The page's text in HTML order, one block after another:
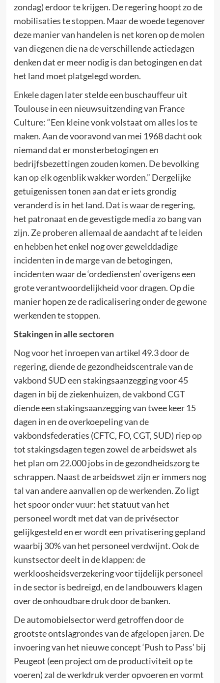
zondag) erdoor te krijgen. De regering hoopt zo de
mobilisaties te stoppen. Maar de woede tegenover
deze manier van handelen is net koren op de molen
van diegenen die na de verschillende actiedagen
denken dat er meer nodig is dan betogingen en dat
het land moet platgelegd worden.
Enkele dagen later stelde een buschauffeur uit
Toulouse in een nieuwsuitzending van France
Culture: “Een kleine vonk volstaat om alles los te
maken. Aan de vooravond van mei 1968 dacht ook
niemand dat er monsterbetogingen en
bedrijfsbezettingen zouden komen. De bevolking
kan op elk ogenblik wakker worden.” Dergelijke
getuigenissen tonen aan dat er iets grondig
veranderd is in het land. Dat is waar de regering,
het patronaat en de gevestigde media zo bang van
zijn. Ze proberen allemaal de aandacht af te leiden
en hebben het enkel nog over gewelddadige
incidenten in de marge van de betogingen,
incidenten waar de ‘ordediensten’ overigens een
grote verantwoordelijkheid voor dragen. Op die
manier hopen ze de radicalisering onder de gewone
werkenden te stoppen.
Stakingen in alle sectoren
Nog voor het inroepen van artikel 49.3 door de
regering, diende de gezondheidscentrale van de
vakbond SUD een stakingsaanzegging voor 45
dagen in bij de ziekenhuizen, de vakbond CGT
diende een stakingsaanzegging van twee keer 15
dagen in en de overkoepeling van de
vakbondsfederaties (CFTC, FO, CGT, SUD) riep op
tot stakingsdagen tegen zowel de arbeidswet als
het plan om 22.000 jobs in de gezondheidszorg te
schrappen. Naast de arbeidswet zijn er immers nog
tal van andere aanvallen op de werkenden. Zo ligt
het spoor onder vuur: het statuut van het
personeel wordt met dat van de privésector
gelijkgesteld en er wordt een privatisering gepland
waarbij 30% van het personeel verdwijnt. Ook de
kunstsector deelt in de klappen: de
werkloosheidsverzekering voor tijdelijk personeel
in de sector is bedreigd, en de landbouwers klagen
over de onhoudbare druk door de banken.
De automobielsector werd getroffen door de
grootste ontslagrondes van de afgelopen jaren. De
invoering van het nieuwe concept ‘Push to Pass’ bij
Peugeot (een project om de productiviteit op te
voeren) zal de werkdruk verder opvoeren en vormt